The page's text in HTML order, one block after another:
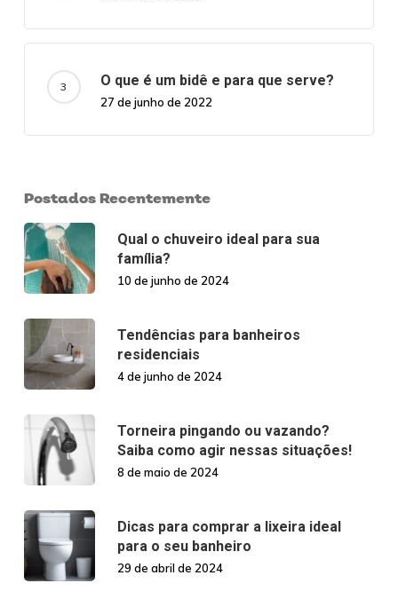
O que é um bidê e para que serve?
27 de junho de 2022
Postados Recentemente
Qual o chuveiro ideal para sua
família?
10 de junho de 2024
Tendências para banheiros
residenciais
4 de junho de 2024
Torneira pingando ou vazando?
Saiba como agir nessas situações!
8 de maio de 2024
Dicas para comprar a lixeira ideal
para o seu banheiro
29 de abril de 2024